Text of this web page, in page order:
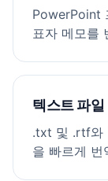
PowerPoint
표자 메모를
텍스트 파일
.txt 및 .rtf와
을 빠르게 번